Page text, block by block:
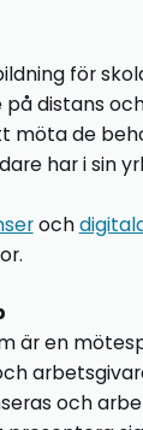
för
distans
möta de
har i sin
och
är en
och